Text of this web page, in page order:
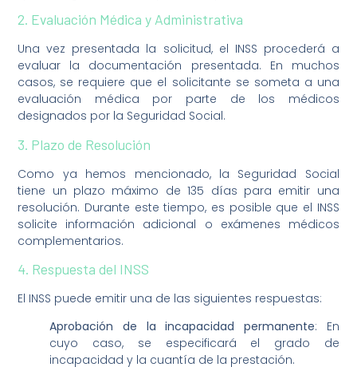
2. Evaluación Médica y Administrativa
Una vez presentada la solicitud, el INSS procederá a
evaluar la documentación presentada. En muchos
casos, se requiere que el solicitante se someta a una
evaluación médica por parte de los médicos
designados por la Seguridad Social.
3. Plazo de Resolución
Como ya hemos mencionado, la Seguridad Social
tiene un plazo máximo de 135 días para emitir una
resolución. Durante este tiempo, es posible que el INSS
solicite información adicional o exámenes médicos
complementarios.
4. Respuesta del INSS
El INSS puede emitir una de las siguientes respuestas:
Aprobación de la incapacidad permanente: En
cuyo caso, se especificará el grado de
incapacidad y la cuantía de la prestación.